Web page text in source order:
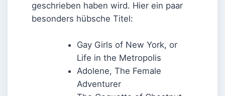
geschrieben haben wird. Hier ein paar
besonders hübsche Titel:
Gay Girls of New York, or
Life in the Metropolis
Adolene, The Female
Adventurer